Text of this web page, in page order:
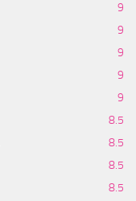
9
9
9
9
9
8.5
8.5
8.5
8.5